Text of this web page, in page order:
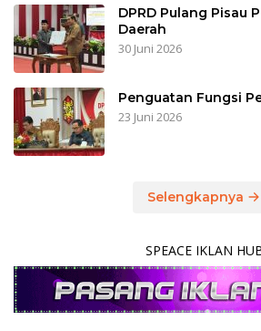
DPRD Pulang Pisau
Daerah
30 Juni 2026
Penguatan Fungsi
23 Juni 2026
Selengkapnya
SPEACE IKLAN